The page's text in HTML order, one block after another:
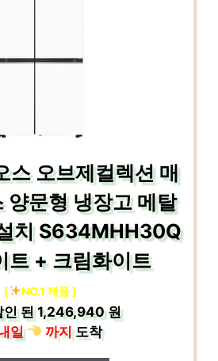
스 오브제컬렉션 매
양문형 냉장고 메탈
치 S634MHH30Q
트 + 크림화이트
[ NO.1 제품 ]
된1,246,940 원
일
까지도착